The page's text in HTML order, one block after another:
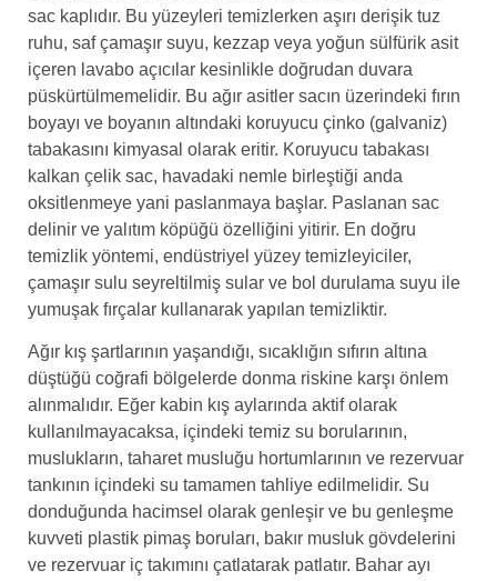
sac kaplıdır. Bu yüzeyleri temizlerken aşırı derişik tuz
ruhu, saf çamaşır suyu, kezzap veya yoğun sülfürik asit
içeren lavabo açıcılar kesinlikle doğrudan duvara
püskürtülmemelidir. Bu ağır asitler sacın üzerindeki fırın
boyayı ve boyanın altındaki koruyucu çinko (galvaniz)
tabakasını kimyasal olarak eritir. Koruyucu tabakası
kalkan çelik sac, havadaki nemle birleştiği anda
oksitlenmeye yani paslanmaya başlar. Paslanan sac
delinir ve yalıtım köpüğü özelliğini yitirir. En doğru
temizlik yöntemi, endüstriyel yüzey temizleyiciler,
çamaşır sulu seyreltilmiş sular ve bol durulama suyu ile
yumuşak fırçalar kullanarak yapılan temizliktir.
Ağır kış şartlarının yaşandığı, sıcaklığın sıfırın altına
düştüğü coğrafi bölgelerde donma riskine karşı önlem
alınmalıdır. Eğer kabin kış aylarında aktif olarak
kullanılmayacaksa, içindeki temiz su borularının,
muslukların, taharet musluğu hortumlarının ve rezervuar
tankının içindeki su tamamen tahliye edilmelidir. Su
donduğunda hacimsel olarak genleşir ve bu genleşme
kuvveti plastik pimaş boruları, bakır musluk gövdelerini
ve rezervuar iç takımını çatlatarak patlatır. Bahar ayı